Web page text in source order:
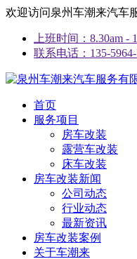
欢迎访问泉州车潮来汽车
上班时间：8.30am -
联系电话：135-
首页
服务项目
房车改装
露营车改装
床车改装
房车改装新闻
公司动态
行业动态
最新资讯
房车改装案例
关于车潮来